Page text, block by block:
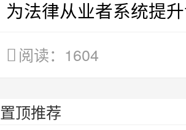
为法律从业者系统提
阅读：1604
置顶推荐